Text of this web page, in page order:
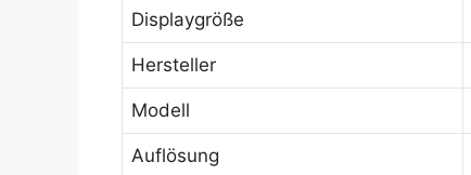
Displaygröße
Hersteller
Modell
Auflösung